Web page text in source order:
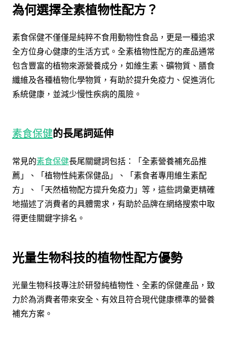
為何選擇全素植物性配方？
素食保健不僅僅是純粹不食用動物性食品，更是一種追求
全方位身心健康的生活方式。全素植物性配方的產品通常
包含豐富的植物來源營養成分，如維生素、礦物質、膳食
纖維及各種植物化學物質，有助於提升免疫力、促進消化
系統健康，並減少慢性疾病的風險。
素食保健的長尾詞延伸
常見的素食保健長尾關鍵詞包括：「全素營養補充品推
薦」、「植物性純素保健品」、「素食者專用維生素配
方」、「天然植物配方提升免疫力」等，這些詞彙更精確
地描述了消費者的具體需求，有助於品牌在網絡搜索中取
得更佳關鍵字排名。
光量生物科技的植物性配方優勢
光量生物科技專注於研發純植物性、全素的保健產品，致
力於為消費者帶來安全、有效且符合現代健康標準的營養
補充方案。